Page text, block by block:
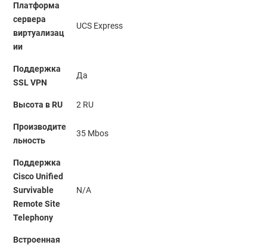
Платформа
сервера
виртуализац
ии
UCS Express
Поддержка
SSL VPN
Да
Высота в RU 2 RU
Производите
льность
35 Mbos
Поддержка
Cisco Unified
Survivable
Remote Site
Telephony
N/A
Встроенная